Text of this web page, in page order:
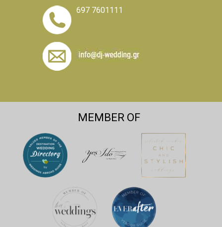
697 7601111
MEMBER OF